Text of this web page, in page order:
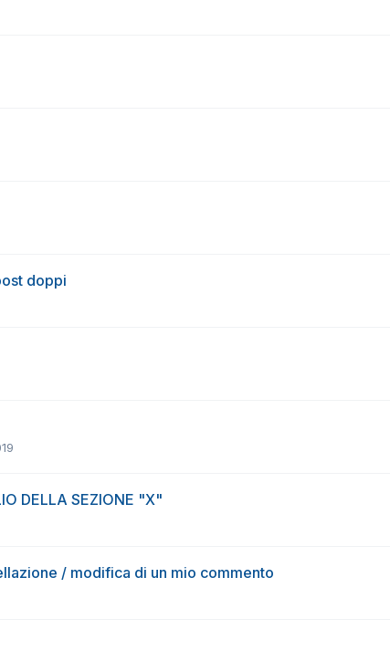
doppi
DELLA SEZIONE "X"
/ modifica di un mio commento